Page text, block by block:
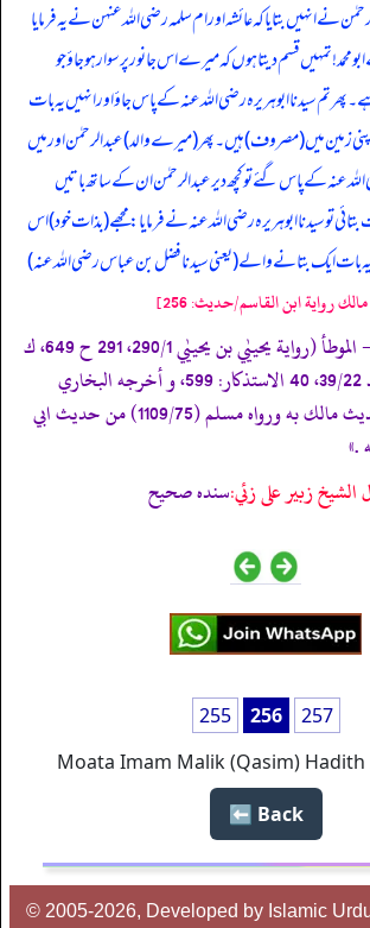
انہیں بتایا کہ عائشہ اور ام سلمہ رضی اللہ عنہن نے یہ فرمایا
تمہیں قسم دیتا ہوں کہ میرے اس جانور پر سوار ہو جاؤ جو
تم سیدنا ابوہریرہ رضی اللہ عنہ کے پاس جاؤ اور انہیں یہ بات
زمین میں (مصروف) ہیں۔ پھر (میرے والد) عبدالرحمٰن اور میں
اللہ عنہ کے پاس گئے تو کچھ دیر عبدالرحمٰن ان کے ساتھ باتیں
تو سیدنا ابوہریرہ رضی اللہ عنہ نے فرمایا: مجھے (بذات خود) اس
یہ بات ایک بتانے والے (یعنی سیدنا فضل بن عباس رضی اللہ عنہ)
رواية ابن القاسم/حدیث: 256]
«437- الموطأ (رواية يحييٰي بن يحييٰي 290/1، 291 ح 649، ك
18 ب 4 ح 11) التمهيد 39/22، 40 الاستذكار: 599، و أخرجه البخاري
(1925، 1926) من حديث مالك به ورواه مسلم (1109/75) من حديث ابي
.»
الشيخ زبير على زئي:سنده صحيح
255 256
257
Moata Imam Malik (Qasim)
Back ⬅️
© 2005-2026, Developed by Islamic